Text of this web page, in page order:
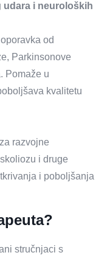
udara i neuroloških
od
Parkinsonove
Pomaže u
kvalitetu
razvojne
i druge
i poboljšanja
stručnjaci s